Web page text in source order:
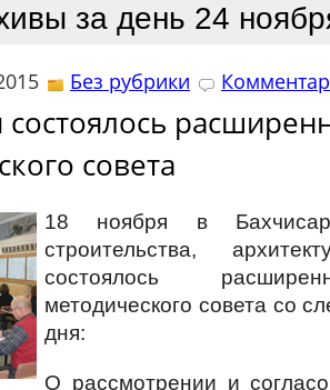
за день 24
Без рубрики
совета
18 ноября в
строительства,
состоялось
методического совета со
дня:
О рассмотрении и